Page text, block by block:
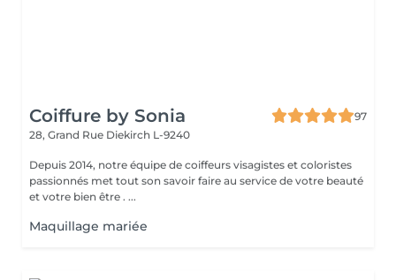
Coiffure by Sonia
97
28, Grand Rue Diekirch L-9240
Depuis 2014, notre équipe de coiffeurs visagistes et coloristes
passionnés met tout son savoir faire au service de votre beauté
et votre bien être . ...
Maquillage mariée